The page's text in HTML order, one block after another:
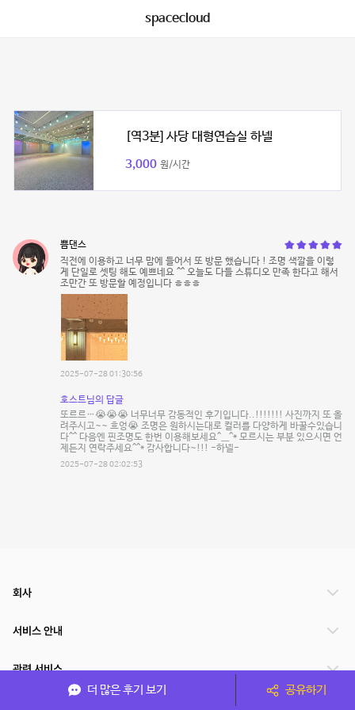
spacecloud
[역3분] 사당 대형연습실 하넬
3,000 원/시간
쁨댄스
직전에 이용하고 너무 맘에 들어서 또 방문 했습니다 ! 조명 색깔을 이렇
게 단일로 셋팅 해도 예쁘네요 ^^ 오늘도 다들 스튜디오 만족 한다고 해서
조만간 또 방문할 예정입니다 ㅎㅎㅎ
2025-07-28 01:30:56
호스트님의 답글
또르르…😭😭😭 너무너무 감동적인 후기입니다..!!!!!!! 사진까지 또 올
려주시고~~ 흐엉😭 조명은 원하시는대로 컬러를 다양하게 바꿀수있습니
다^^ 다음엔 핀조명도 한번 이용해보세요^__^* 모르시는 부분 있으시면 언
제든지 연락주세요^^* 감사합니다~!!! -하넬-
2025-07-28 02:02:53
더 많은 후기 보기 공유하기
회사
서비스 안내
관련 서비스